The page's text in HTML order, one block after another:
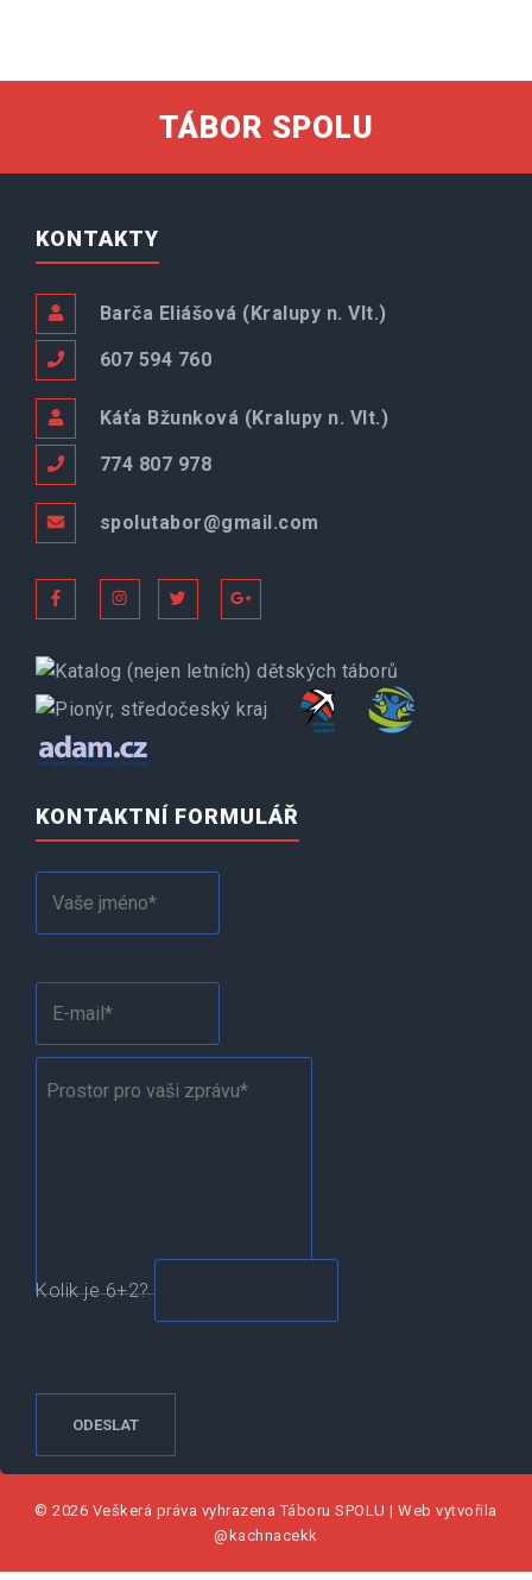
TÁBOR SPOLU
KONTAKTY
Barča Eliášová (Kralupy n. Vlt.)
607 594 760
Káťa Bžunková (Kralupy n. Vlt.)
774 807 978
spolutabor@gmail.com
KONTAKTNÍ FORMULÁŘ
Kolik je 6+2?
© 2026 Veškerá práva vyhrazenaTáboru SPOLU |Web vytvořila
@kachnacekk